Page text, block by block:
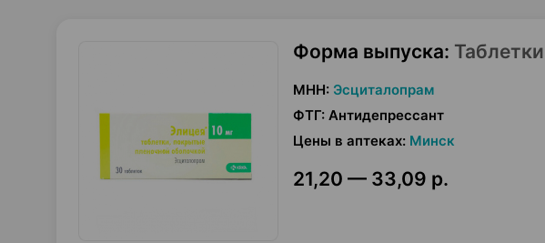
Форма выпуска:
МНН: Эсциталопрам
ФТГ: Антидепрессант
Цены в аптеках: Минск
21,20 — 33,09 р.